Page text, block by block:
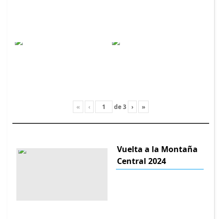
« ‹ de3 › »
Vuelta a la Montaña
Central 2024